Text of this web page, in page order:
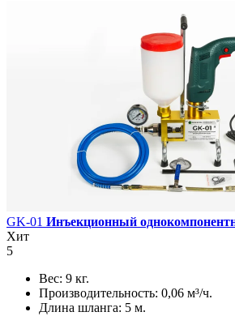
GK-01 Инъекционный
Хит
5
Вес: 9 кг.
Производительность: 0,06 м³/ч.
Длина шланга: 5 м.